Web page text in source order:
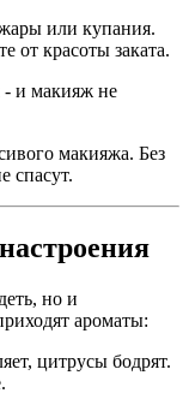
или купания.
от красоты заката.
и макияж не
макияжа. Без
спасут.
но и
ароматы:
цитрусы бодрят.